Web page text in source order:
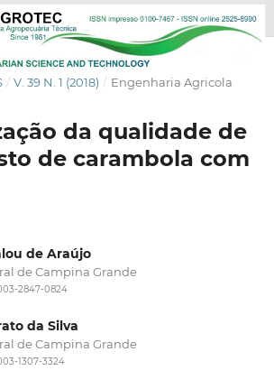
/ V. 39 N. 1 (2018) / Engenharia Agricola
da qualidade de
de carambola com
de Araújo
de Campina Grande
2847-0824
da Silva
de Campina Grande
1307-3324